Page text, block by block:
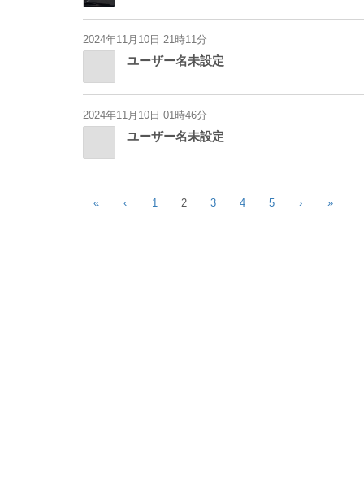
2024年11月10日 21時11分
ユーザー名未設定
2024年11月10日 01時46分
ユーザー名未設定
« ‹ 1 2 3 4 5 › »